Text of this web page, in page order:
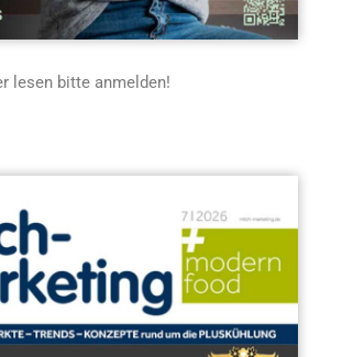
lesen bitte anmelden!